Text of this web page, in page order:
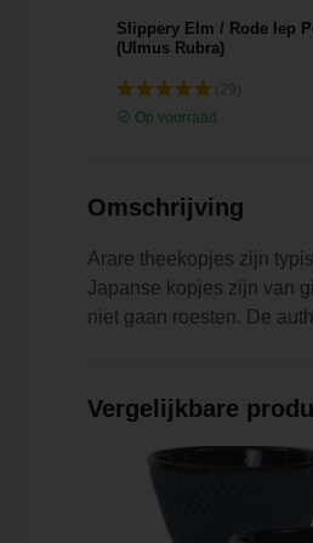
Slippery Elm / Rode Iep
(Ulmus Rubra)
Op voorraad
Omschrijving
Arare theekopjes zijn
Japanse kopjes zijn van
niet gaan roesten. De
Vergelijkbare